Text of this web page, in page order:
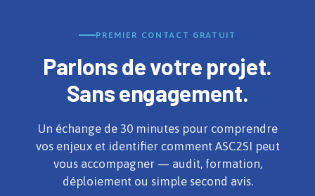
PREMIER CONTACT GRATUIT
Parlons de votre projet.
Sans engagement.
Un échange de 30 minutes pour comprendre
vos enjeux et identifier comment ASC2SI peut
vous accompagner — audit, formation,
déploiement ou simple second avis.